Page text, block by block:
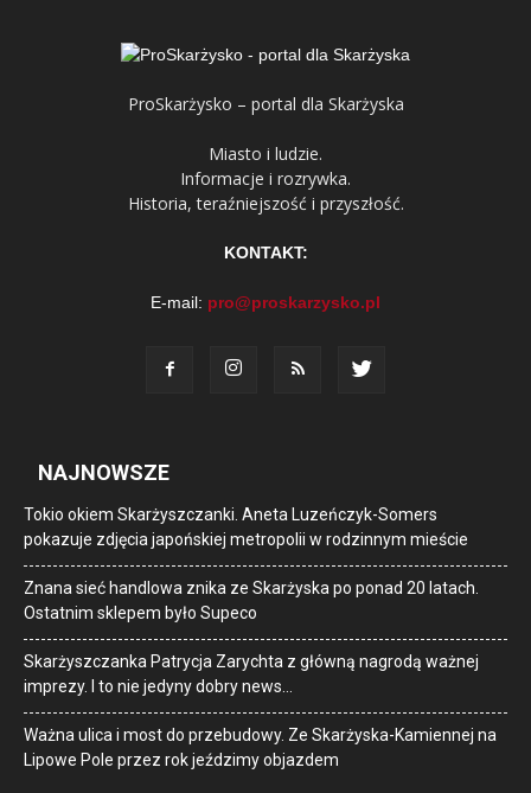
ProSkarżysko – portal dla Skarżyska
Miasto i ludzie.
Informacje i rozrywka.
Historia, teraźniejszość i przyszłość.
KONTAKT:
E-mail: pro@proskarzysko.pl
NAJNOWSZE
Tokio okiem Skarżyszczanki. Aneta Luzeńczyk-Somers
pokazuje zdjęcia japońskiej metropolii w rodzinnym mieście
Znana sieć handlowa znika ze Skarżyska po ponad 20 latach.
Ostatnim sklepem było Supeco
Skarżyszczanka Patrycja Zarychta z główną nagrodą ważnej
imprezy. I to nie jedyny dobry news…
Ważna ulica i most do przebudowy. Ze Skarżyska-Kamiennej na
Lipowe Pole przez rok jeździmy objazdem